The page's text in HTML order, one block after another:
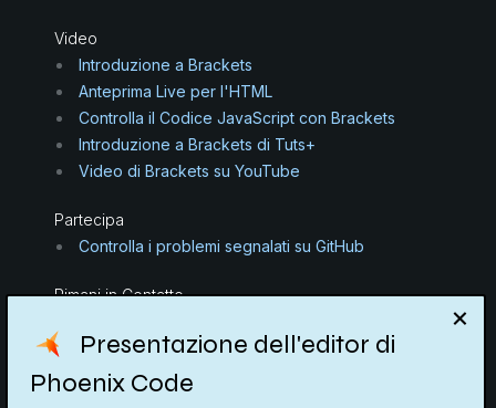
Presentazione dell'editor di
Phoenix Code
Video
Introduzione a Brackets
Anteprima Live per l'HTML
Controlla il Codice JavaScript con Brackets
Introduzione a Brackets di Tuts+
Video di Brackets su YouTube
Partecipa
Controlla i problemi segnalati su GitHub
Rimani in Contatto
Discord
Reddit